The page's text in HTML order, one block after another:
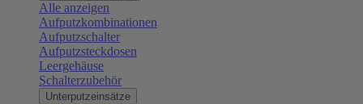
Alle anzeigen
Aufputzkombinationen
Aufputzschalter
Aufputzsteckdosen
Leergehäuse
Schalterzubehör
Unterputzeinsätze